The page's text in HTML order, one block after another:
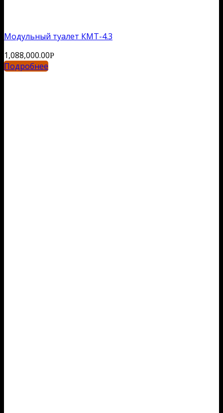
Модульный туалет КМТ-4.3
1,088,000.00Р
Подробнее